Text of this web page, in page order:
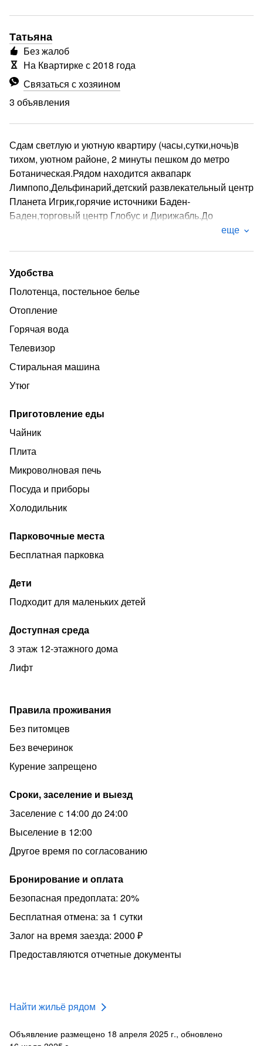
Татьяна
Связаться с хозяином
3 объявления
Без жалоб
На Квартирке с 2018 года
Сдам светлую и уютную квартиру (часы,сутки,ночь)в
тихом, уютном районе, 2 минуты пешком до метро
Ботаническая.Рядом находится аквапарк
Лимпопо,Дельфинарий,детский развлекательный центр
Планета Игрик,горячие источники Баден-
Баден,торговый центр Глобус и Дирижабль.До
аэропорта Кольцово 15 минут,а так же международная
постельные принадлежности. Указана минимальная
цена и может измениться в зависимости от количества
проживающих дня недели и праздничных дней.
еще
Удобства
Полотенца, постельное белье
Отопление
Горячая вода
Телевизор
Стиральная машина
Утюг
Приготовление еды
Чайник
Плита
Микроволновая печь
Посуда и приборы
Холодильник
Парковочные места
Бесплатная парковка
Дети
Подходит для маленьких детей
Доступная среда
3 этаж 12-этажного дома
Лифт
Правила проживания
Без питомцев
Без вечеринок
Курение запрещено
Сроки, заселение и выезд
Заселение с 14:00 до 24:00
Выселение в 12:00
Другое время по согласованию
Бронирование и оплата
Безопасная предоплата: 20%
Бесплатная отмена: за 1 сутки
Залог на время заезда: 2000 ₽
Предоставляются отчетные документы
Найти жильё рядом
Объявление размещено 18 апреля 2025 г., обновлено